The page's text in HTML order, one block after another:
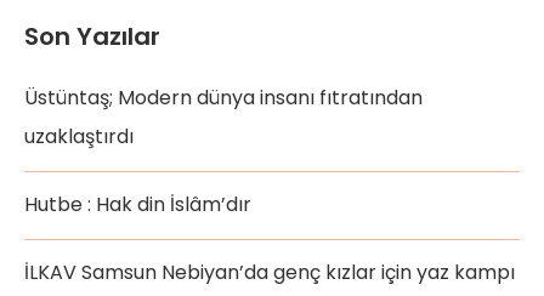
Son Yazılar
Üstüntaş; Modern dünya insanı fıtratından
uzaklaştırdı
Hutbe : Hak din İslâm’dır
İLKAV Samsun Nebiyan’da genç kızlar için yaz kampı